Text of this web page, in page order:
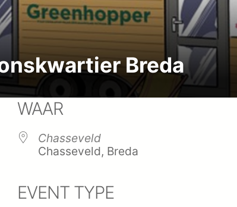
Breda
WAAR
Chasseveld
Chasseveld, Breda
EVENT TYPE